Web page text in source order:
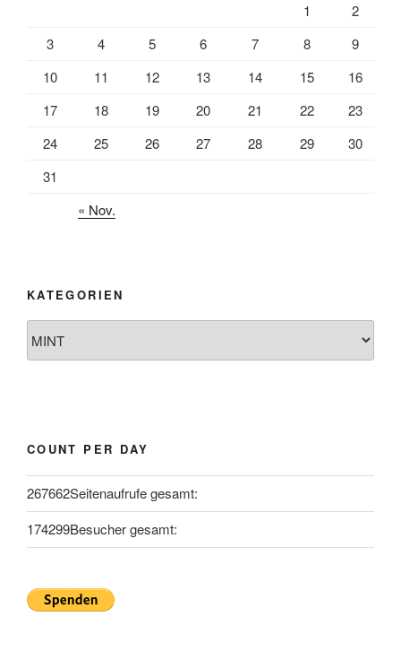
1
2
3
4 5 6 7 8
9
10
11 12 13 14 15
16
17
18 19 20 21 22
23
24
25 26 27 28 29
30
31
« Nov.
KATEGORIEN
COUNT PER DAY
267662Seitenaufrufe gesamt:
174299Besucher gesamt: